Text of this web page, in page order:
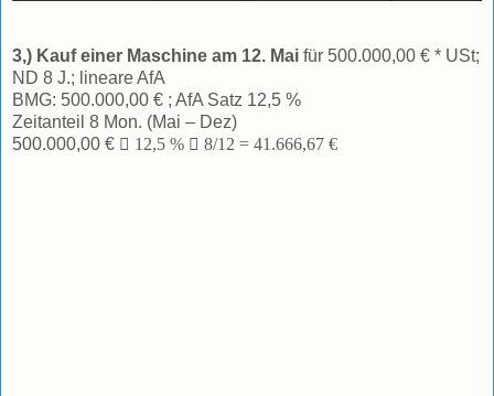
3,) Kauf einer Maschine am 12. Mai für 500.000,00 € * USt;
ND 8 J.; lineare AfA
BMG: 500.000,00 € ; AfA Satz 12,5 %
Zeitanteil 8 Mon. (Mai – Dez)
500.000,00 €  12,5 %  8/12 = 41.666,67 €